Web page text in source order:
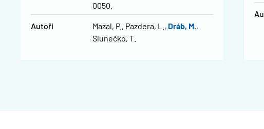
0050.
Autoři Mazal, P. Pazdera, L.
Dráb, M.
Slunečko, T.